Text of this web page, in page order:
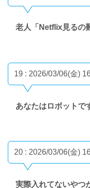
老人「Netflix見るの
19 : 2026/03/06(金)
あなたはロボットで
20 : 2026/03/06(金)
実際入れてないやつ